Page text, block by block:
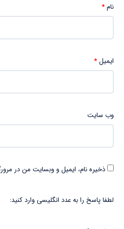
نام*
ایمیل*
وب‌ سایت
ذخیره نام، ایمیل و وبسایت من در
لطفا پاسخ را به عدد انگلیسی وارد کنید: